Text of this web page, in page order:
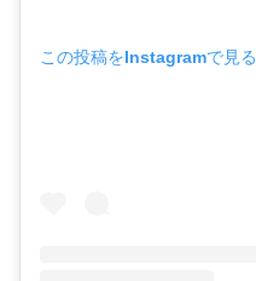
この投稿をInstagramで見る